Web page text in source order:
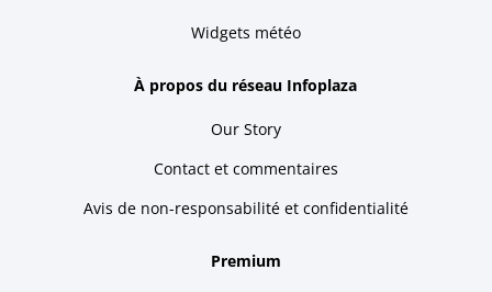
Widgets météo
À propos du réseau Infoplaza
Our Story
Contact et commentaires
Avis de non-responsabilité et confidentialité
Premium